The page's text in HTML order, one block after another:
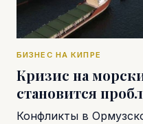
БИЗНЕС НА КИПРЕ
Кризис на
становится
Конфликты в